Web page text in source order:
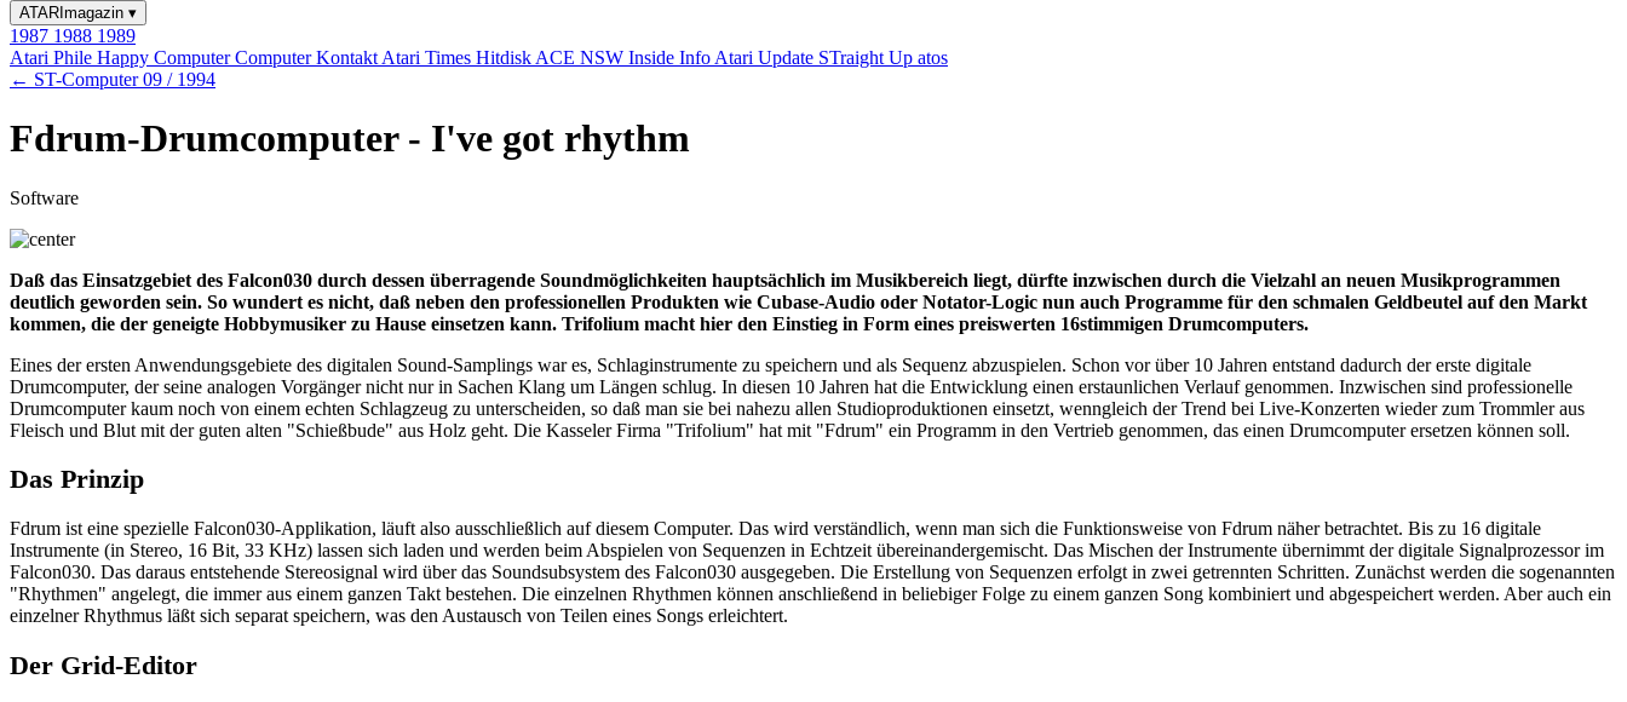
ATARImagazin ▾
1987 1988 1989
Atari Phile Happy ComputerComputer Kontakt Atari Times Hitdisk ACE NSW Inside Info Atari Update STraight Up atos
← ST-Computer 09 / 1994
Fdrum-Drumcomputer - I've got rhythm
Software
Daß das Einsatzgebiet des Falcon030 durch dessen überragende Soundmöglichkeiten hauptsächlich im Musikbereich liegt, dürfte inzwischen durch die Vielzahl an neuen Musikprogrammen
deutlich geworden sein. So wundert es nicht, daß neben den professionellen Produkten wie Cubase-Audio oder Notator-Logic nun auch Programme für den schmalen Geldbeutel auf den Markt
kommen, die der geneigte Hobbymusiker zu Hause einsetzen kann. Trifolium macht hier den Einstieg in Form eines preiswerten 16stimmigen Drumcomputers.
Eines der ersten Anwendungsgebiete des digitalen Sound-Samplings war es, Schlaginstrumente zu speichern und als Sequenz abzuspielen. Schon vor über 10 Jahren entstand dadurch der erste digitale
Drumcomputer, der seine analogen Vorgänger nicht nur in Sachen Klang um Längen schlug. In diesen 10 Jahren hat die Entwicklung einen erstaunlichen Verlauf genommen. Inzwischen sind professionelle
Drumcomputer kaum noch von einem echten Schlagzeug zu unterscheiden, so daß man sie bei nahezu allen Studioproduktionen einsetzt, wenngleich der Trend bei Live-Konzerten wieder zum Trommler aus
Fleisch und Blut mit der guten alten "Schießbude" aus Holz geht. Die Kasseler Firma "Trifolium" hat mit "Fdrum" ein Programm in den Vertrieb genommen, das einen Drumcomputer ersetzen können soll.
Das Prinzip
Fdrum ist eine spezielle Falcon030-Applikation, läuft also ausschließlich auf diesem Computer. Das wird verständlich, wenn man sich die Funktionsweise von Fdrum näher betrachtet. Bis zu 16 digitale
Instrumente (in Stereo, 16 Bit, 33 KHz) lassen sich laden und werden beim Abspielen von Sequenzen in Echtzeit übereinandergemischt. Das Mischen der Instrumente übernimmt der digitale Signalprozessor im
Falcon030. Das daraus entstehende Stereosignal wird über das Soundsubsystem des Falcon030 ausgegeben. Die Erstellung von Sequenzen erfolgt in zwei getrennten Schritten. Zunächst werden die sogenannten
"Rhythmen" angelegt, die immer aus einem ganzen Takt bestehen. Die einzelnen Rhythmen können anschließend in beliebiger Folge zu einem ganzen Song kombiniert und abgespeichert werden. Aber auch ein
einzelner Rhythmus läßt sich separat speichern, was den Austausch von Teilen eines Songs erleichtert.
Der Grid-Editor